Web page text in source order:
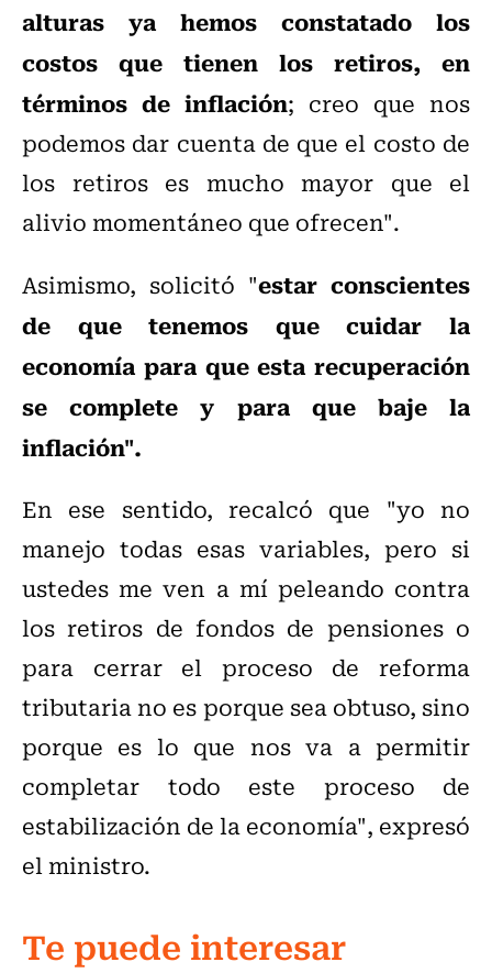
alturas ya hemos constatado los
costos que tienen los retiros, en
términos de inflación; creo que nos
podemos dar cuenta de que el costo de
los retiros es mucho mayor que el
alivio momentáneo que ofrecen".
Asimismo, solicitó "estar conscientes
de que tenemos que cuidar la
economía para que esta recuperación
se complete y para que baje la
inflación".
En ese sentido, recalcó que "yo no
manejo todas esas variables, pero si
ustedes me ven a mí peleando contra
los retiros de fondos de pensiones o
para cerrar el proceso de reforma
tributaria no es porque sea obtuso, sino
porque es lo que nos va a permitir
completar todo este proceso de
estabilización de la economía", expresó
el ministro.
Te puede interesar